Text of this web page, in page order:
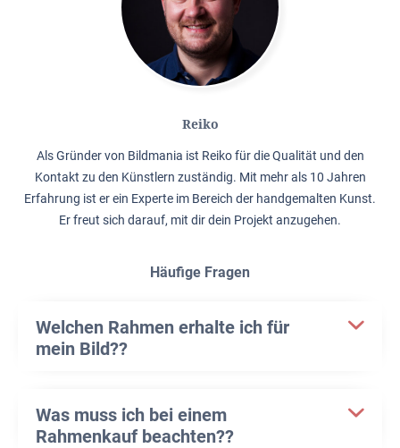
Reiko
Als Gründer von Bildmania ist Reiko für die Qualität und den
Kontakt zu den Künstlern zuständig. Mit mehr als 10 Jahren
Erfahrung ist er ein Experte im Bereich der handgemalten Kunst.
Er freut sich darauf, mit dir dein Projekt anzugehen.
Häufige Fragen
Welchen Rahmen erhalte ich für
mein Bild??
Was muss ich bei einem
Rahmenkauf beachten??